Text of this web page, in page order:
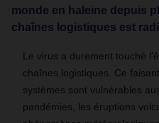
monde en haleine depuis
chaînes logistiques est
Le virus a durement touché
chaînes logistiques. Ce
systèmes sont vulnérables
pandémies, les éruptions